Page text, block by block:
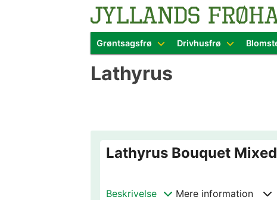
Skip
to
Blomster- og
Grøntsagsfrø Drivhusfrø
Lathyrus
Lathyrus Bouquet Mixed
Beskrivelse Mere information